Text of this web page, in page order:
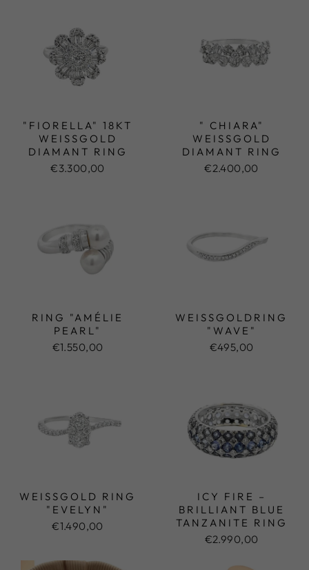
"FIORELLA" 18KT
WEISSGOLD D
IAMANT RING
€3.300,00
" CHIARA"
WEISSGOLD D
IAMANT RING
€2.400,00
RING "AMÉLIE
PEARL"
€1.550,00
WEISSGOLDRING "
WAVE"
€495,00
WEISSGOLD RING "
EVELYN"
€1.490,00
ICY FIRE –
BRILLIANT BLUE
TANZANITE RING
€2.990,00